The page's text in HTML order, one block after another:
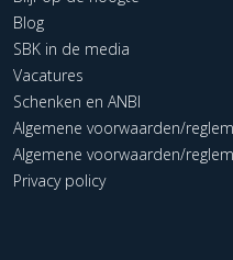
Blog
SBK in de media
Vacatures
Schenken en ANBI
Algemene voorwaarden/
Algemene voorwaarden/
Privacy policy